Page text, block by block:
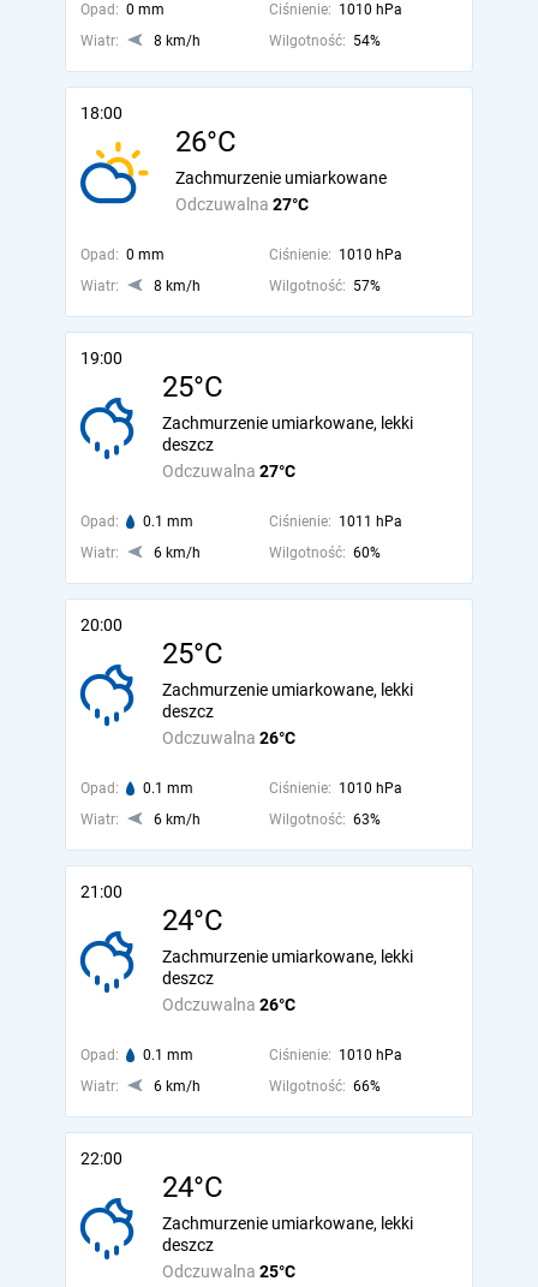
Opad: 0 mm Ciśnienie: 1010 hPa
Wiatr:
8 km/h Wilgotność: 54%
18:00
26°C
Odczuwalna 27°C
Zachmurzenie umiarkowane
Opad: 0 mm Ciśnienie: 1010 hPa
Wiatr:
8 km/h Wilgotność: 57%
19:00
25°C
Odczuwalna 27°C
Zachmurzenie umiarkowane, lekki
deszcz
Opad: 0.1 mm Ciśnienie: 1011 hPa
Wiatr:
6 km/h Wilgotność: 60%
20:00
25°C
Odczuwalna 26°C
Zachmurzenie umiarkowane, lekki
deszcz
Opad: 0.1 mm Ciśnienie: 1010 hPa
Wiatr:
6 km/h Wilgotność: 63%
21:00
24°C
Odczuwalna 26°C
Zachmurzenie umiarkowane, lekki
deszcz
Opad: 0.1 mm Ciśnienie: 1010 hPa
Wiatr:
6 km/h Wilgotność: 66%
22:00
24°C
Odczuwalna 25°C
Zachmurzenie umiarkowane, lekki
deszcz